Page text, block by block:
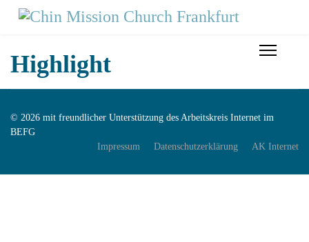
Highlight
© 2026 mit freundlicher Unterstützung des Arbeitskreis Internet im
BEFG
Impressum
Datenschutzerklärung AK Internet